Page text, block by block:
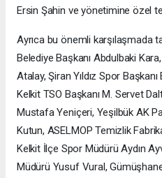
Ersin Şahin ve yönetimine özel
Ayrıca bu önemli karşılaşmada
Belediye Başkanı Abdulbaki
Atalay, Şiran Yıldız Spor Başkanı
Kelkit TSO Başkanı M. Servet
Mustafa Yeniçeri, Yeşilbük AK
Kutun, ASELMOP Temizlik
Kelkit İlçe Spor Müdürü Aydın
Müdürü Yusuf Vural,